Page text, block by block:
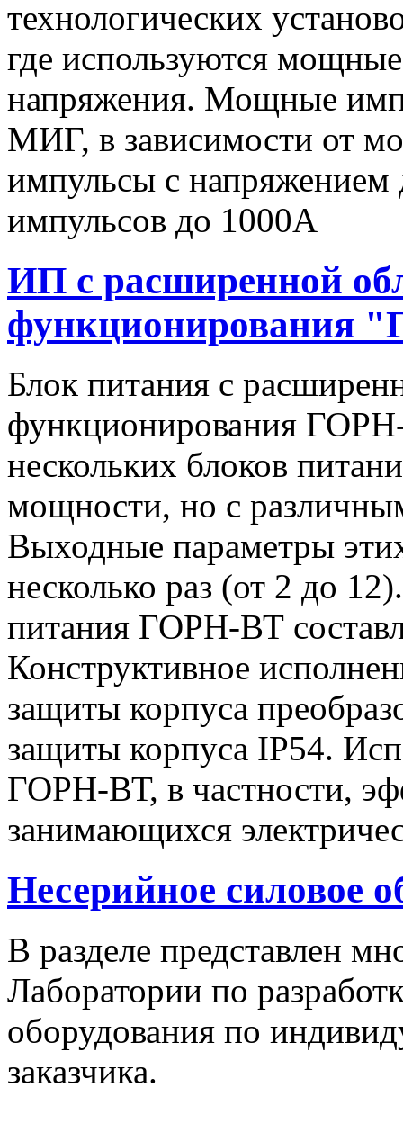
технологических
где используются
напряжения. Мощные
МИГ, в зависимости от
импульсы c
импульсов до 1000А
ИП с расширенной
функционирования
Блок питания с
функционирования
нескольких блоков
мощности, но с
Выходные параметры
несколько раз (от 2 до
питания ГОРН-ВТ
Конструктивное
защиты корпуса
защиты корпуса IP54.
ГОРН-ВТ, в частности,
занимающихся
Несерийное силовое
В разделе представлен
Лаборатории по
оборудования по
заказчика.